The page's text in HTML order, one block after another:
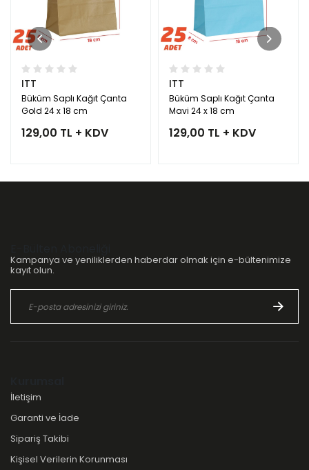
ITT
Büküm Saplı Kağıt Çanta
Gold 24 x 18 cm
129,00 TL + KDV
ITT
Büküm Saplı Kağıt Çanta
Mavi 24 x 18 cm
129,00 TL + KDV
Kampanya ve yeniliklerden haberdar olmak için e-bültenimize
kayıt olun.
İletişim
Garanti ve İade
Sipariş Takibi
Kişisel Verilerin Korunması